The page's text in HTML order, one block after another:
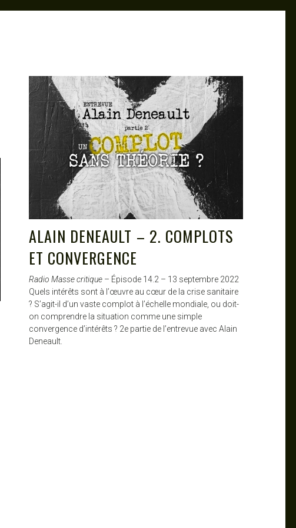
ALAIN DENEAULT – 2. COMPLOTS
ET CONVERGENCE
Radio Masse critique– Épisode 14.2 – 13 septembre 2022
Quels intérêts sont à l’œuvre au cœur de la crise sanitaire
? S’agit-il d’un vaste complot à l’échelle mondiale, ou doit-
on comprendre la situation comme une simple
convergence d’intérêts ? 2e partie de l’entrevue avec Alain
Deneault.